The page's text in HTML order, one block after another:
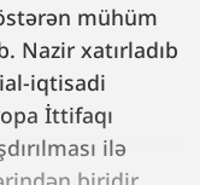
mühüm
Nazir xatırladıb
iqtisadi
İttifaqı
ilə